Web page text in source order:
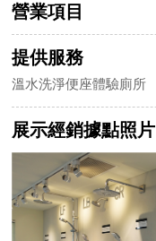
營業項目
提供服務
溫水洗淨便座體驗廁所
展示經銷據點照片